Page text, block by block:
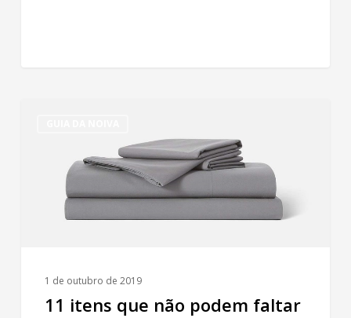
1 de outubro de 2019
11 itens que não podem faltar